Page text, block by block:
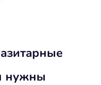
нужны